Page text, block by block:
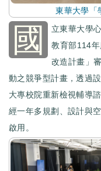
東華大學「
國
立東華大學
教育部114
改造計畫」
動之競爭型計畫，透過
大專校院重新檢視輔導
經一年多規劃、設計與
啟用。